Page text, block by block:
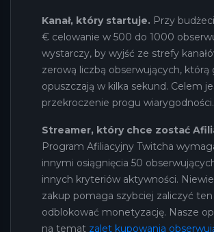
Kanał, który startuje. Przy
€ celowanie w 500 do 1000
wystarczy, by wyjść ze strefy
zerową liczbą obserwujących, którą
opuszczają w kilka sekund. Celem
przekroczenie progu wiarygodności.
Streamer, który chce zostać
Program Afiliacyjny Twitcha
innymi osiągnięcia 50
innych kryteriów aktywności.
zakup pomaga szybciej zaliczyć
odblokować monetyzację. Nasze
na temat zalet kupowania